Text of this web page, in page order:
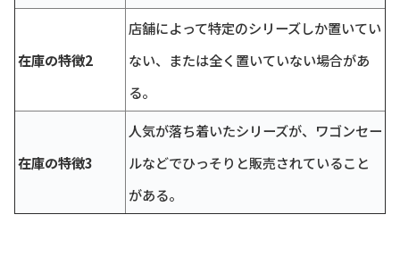
在庫の特徴2
店舗によって特定のシリーズしか置いてい
ない、または全く置いていない場合があ
る。
在庫の特徴3
人気が落ち着いたシリーズが、ワゴンセー
ルなどでひっそりと販売されていること
がある。